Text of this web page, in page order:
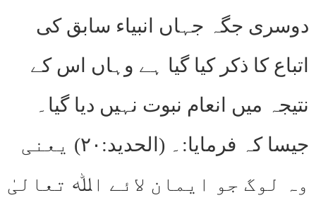
دوسری جگہ جہاں انبیاء سابق کی
اتباع کا ذکر کیا گیا ہے وہاں اس کے
نتیجہ میں انعام نبوت نہیں دیا گیا۔
جیسا کہ فرمایا:۔ (الحدید:۲۰) یعنی
وہ لوگ جو ایمان لائے اﷲ تعالیٰ